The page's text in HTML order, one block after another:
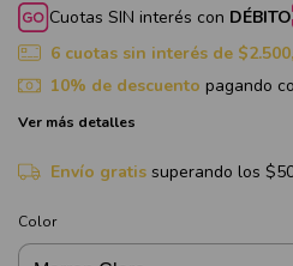
Cuotas SIN interés con DÉBITO
6 cuotas sin interés de
10% de descuento pagando
Ver más detalles
Envío gratis superando los
Color